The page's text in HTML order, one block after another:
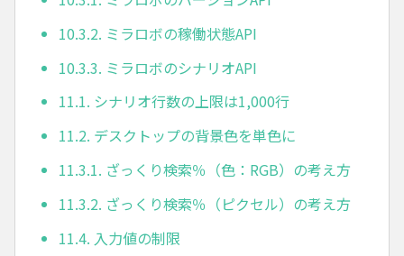
10.3.2. ミラロボの稼働状態API
10.3.3. ミラロボのシナリオAPI
11.1. シナリオ行数の上限は1,000行
11.2. デスクトップの背景色を単色に
11.3.1. ざっくり検索％（色：RGB）の考え方
11.3.2. ざっくり検索％（ピクセル）の考え方
11.4. 入力値の制限